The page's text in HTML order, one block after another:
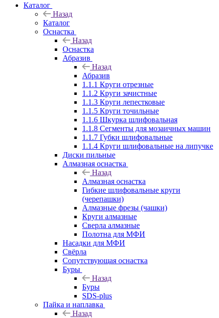
Каталог
Назад
Каталог
Оснастка
Назад
Оснастка
Абразив
Назад
Абразив
1.1.1 Круги отрезные
1.1.2 Круги зачистные
1.1.3 Круги лепестковые
1.1.5 Круги точильные
1.1.6 Шкурка шлифовальная
1.1.8 Сегменты для мозаичных машин
1.1.7 Губки шлифовальные
1.1.4 Круги шлифовальные на липучке
Диски пильные
Алмазная оснастка
Назад
Алмазная оснастка
Гибкие шлифовальные круги
(черепашки)
Алмазные фрезы (чашки)
Круги алмазные
Сверла алмазные
Полотна для МФИ
Насадки для МФИ
Свёрла
Сопутствующая оснастка
Буры
Назад
Буры
SDS-plus
Пайка и наплавка
Назад